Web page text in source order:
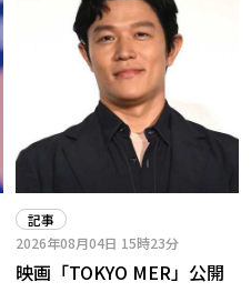
記事
2026年08月04日 15時23分
映画「TOKYO MER」公開